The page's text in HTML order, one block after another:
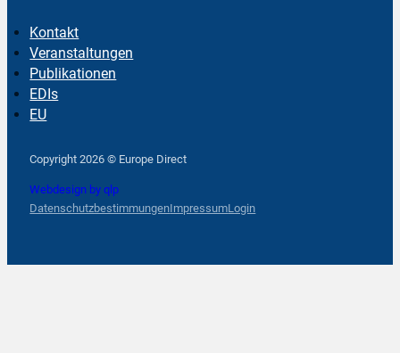
Kontakt
Veranstaltungen
Publikationen
EDIs
EU
Copyright 2026 © Europe Direct
Webdesign by qlp
DatenschutzbestimmungenImpressumLogin